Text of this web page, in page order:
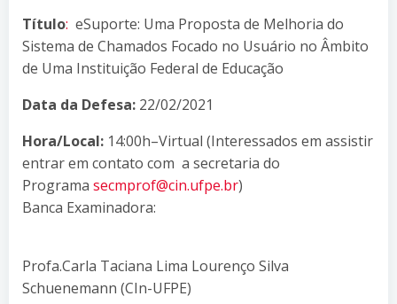
Título: eSuporte: Uma Proposta de Melhoria do
Sistema de Chamados Focado no Usuário no Âmbito
de Uma Instituição Federal de Educação
Data da Defesa: 22/02/2021
Hora/Local: 14:00h–Virtual (Interessados em assistir
entrar em contato com a secretaria do
Programa secmprof@cin.ufpe.br)
Banca Examinadora:
Profa.Carla Taciana Lima Lourenço Silva
Schuenemann (CIn-UFPE)